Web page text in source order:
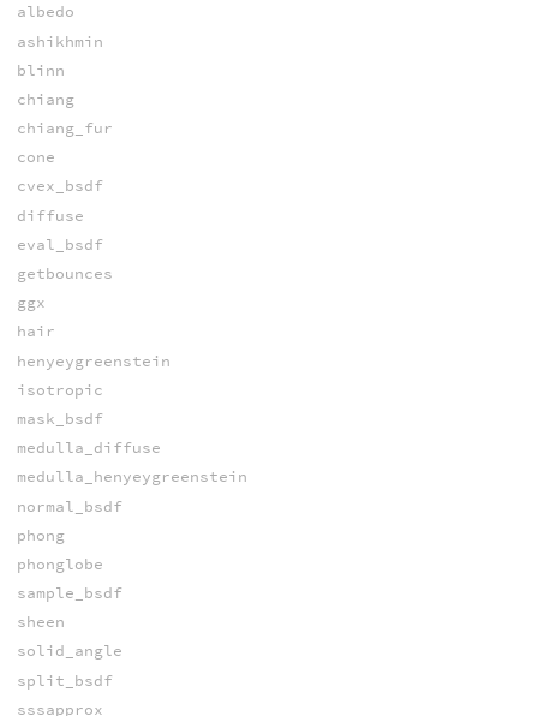
albedo
ashikhmin
blinn
chiang
chiang_fur
cone
cvex_bsdf
diffuse
eval_bsdf
getbounces
ggx
hair
henyeygreenstein
isotropic
mask_bsdf
medulla_diffuse
medulla_henyeygreenstein
normal_bsdf
phong
phonglobe
sample_bsdf
sheen
solid_angle
split_bsdf
sssapprox